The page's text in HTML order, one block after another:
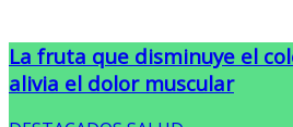
La fruta que disminuye el
alivia el dolor muscular